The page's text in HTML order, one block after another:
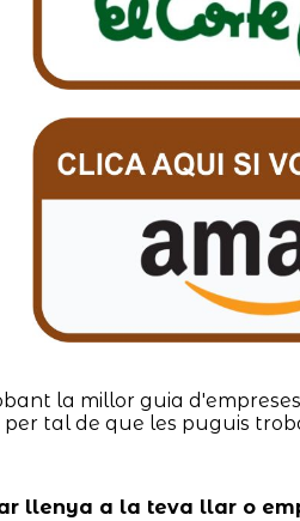
la millor guia
tal de que les puguis
llenya a la teva llar o